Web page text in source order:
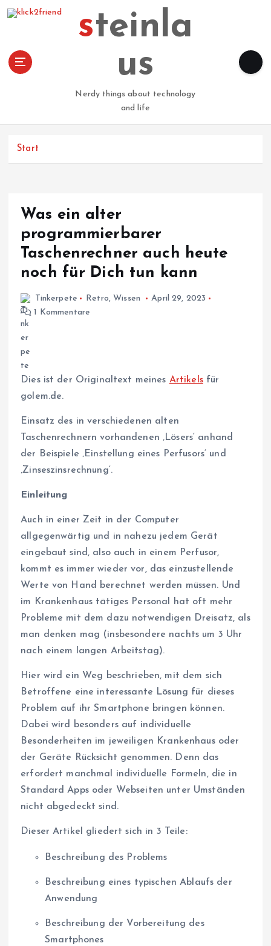
steinla
us
Nerdy things about technology
and life
Start
Was ein alter
programmierbarer
Taschenrechner auch heute
noch für Dich tun kann
Tinkerpete Retro, Wissen
April 29, 2023
1 Kommentare
Dies ist der Originaltext meines Artikelsfür
golem.de.
Einsatz des in verschiedenen alten
Taschenrechnern vorhandenen ‚Lösers‘ anhand
der Beispiele ‚Einstellung eines Perfusors‘ und
‚Zinseszinsrechnung‘.
Einleitung
Auch in einer Zeit in der Computer
allgegenwärtig und in nahezu jedem Gerät
eingebaut sind, also auch in einem Perfusor,
kommt es immer wieder vor, das einzustellende
Werte von Hand berechnet werden müssen. Und
im Krankenhaus tätiges Personal hat oft mehr
Probleme mit dem dazu notwendigen Dreisatz, als
man denken mag (insbesondere nachts um 3 Uhr
nach einem langen Arbeitstag).
Hier wird ein Weg beschrieben, mit dem sich
Betroffene eine interessante Lösung für dieses
Problem auf ihr Smartphone bringen können.
Dabei wird besonders auf individuelle
Besonderheiten im jeweiligen Krankenhaus oder
der Geräte Rücksicht genommen. Denn das
erfordert manchmal individuelle Formeln, die in
Standard Apps oder Webseiten unter Umständen
nicht abgedeckt sind.
Dieser Artikel gliedert sich in 3 Teile:
Beschreibung des Problems
Beschreibung eines typischen Ablaufs der
Anwendung
Beschreibung der Vorbereitung des
Smartphones